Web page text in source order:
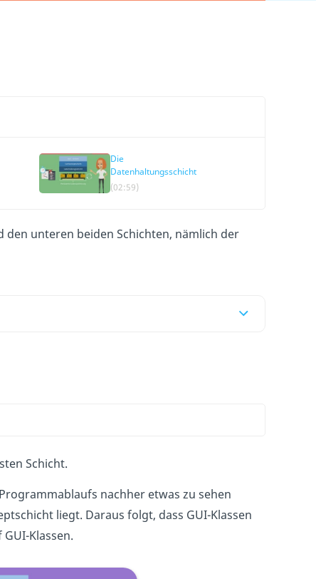
Die
Datenhaltungsschicht
(02:59)
unteren beiden Schichten, nämlich der
Schicht.
nachher etwas zu sehen
liegt. Daraus folgt, dass GUI-Klassen
Klassen.